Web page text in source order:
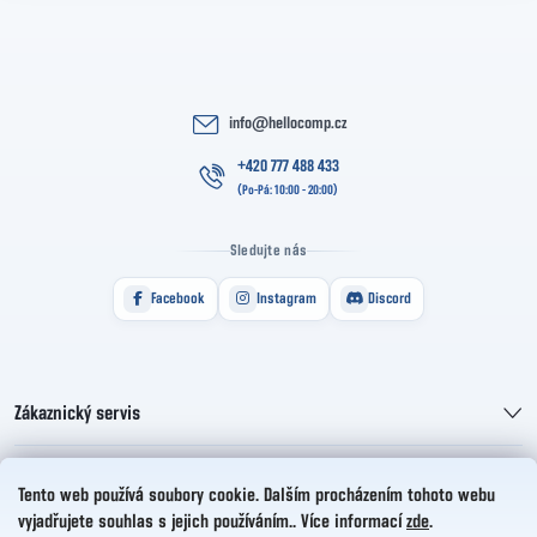
Tento web používá soubory cookie. Dalším procházením tohoto webu
vyjadřujete souhlas s jejich používáním.. Více informací zde.
info@hellocomp.cz
+420 777 488 433
Sledujte nás
Facebook Instagram Discord
Zákaznický servis